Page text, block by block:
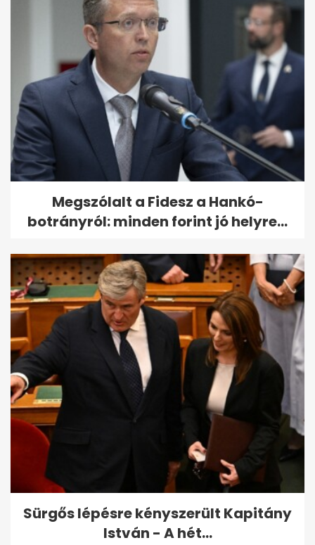
Megszólalt a Fidesz a Hankó-
botrányról: minden forint jó helyre...
Sürgős lépésre kényszerült Kapitány
István - A hét...